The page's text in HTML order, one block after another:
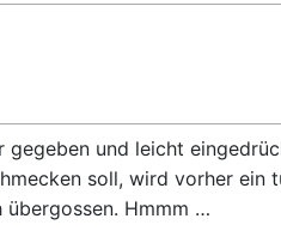
und leicht
soll, wird vorher ein
Hmmm …